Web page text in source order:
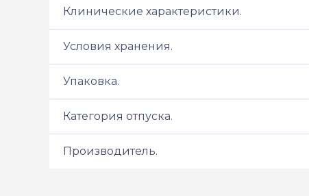
Клинические характеристики.
Условия хранения.
Упаковка.
Категория отпуска.
Производитель.